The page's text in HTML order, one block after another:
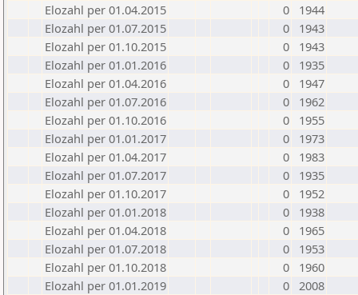
Elozahl per 01.04.2015
0
1944
Elozahl per 01.07.2015
0
1943
Elozahl per 01.10.2015
0
1943
Elozahl per 01.01.2016
0
1935
Elozahl per 01.04.2016
0
1947
Elozahl per 01.07.2016
0
1962
Elozahl per 01.10.2016
0
1955
Elozahl per 01.01.2017
0
1973
Elozahl per 01.04.2017
0
1983
Elozahl per 01.07.2017
0
1935
Elozahl per 01.10.2017
0
1952
Elozahl per 01.01.2018
0
1938
Elozahl per 01.04.2018
0
1965
Elozahl per 01.07.2018
0
1953
Elozahl per 01.10.2018
0
1960
Elozahl per 01.01.2019
0 2008